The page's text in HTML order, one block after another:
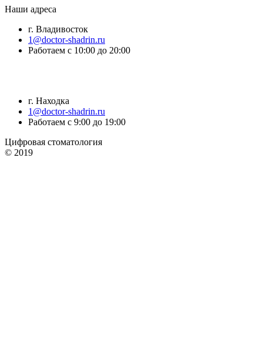
Наши адреса
г. Владивосток
1@doctor-shadrin.ru
Работаем с 10:00 до 20:00
г. Находка
1@doctor-shadrin.ru
Работаем с 9:00 до 19:00
Цифровая стоматология
© 2019